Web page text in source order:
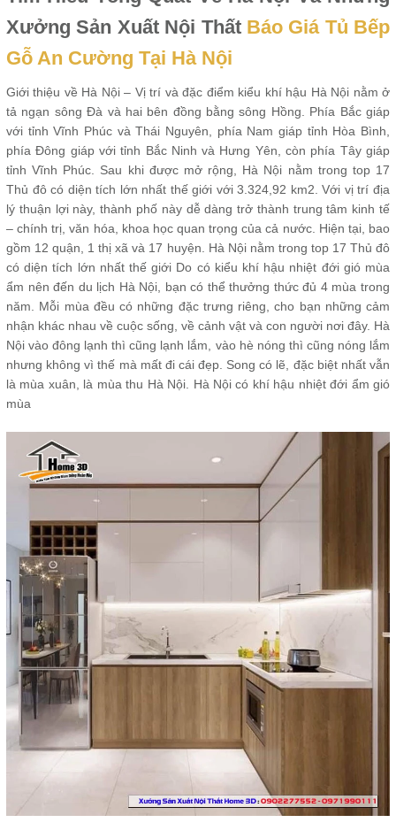
Xưởng Sản Xuất Nội Thất Báo Giá Tủ Bếp
Gỗ An Cường Tại Hà Nội
Giới thiệu về Hà Nội – Vị trí và đặc điểm kiểu khí hậu Hà Nội nằm ở
tả ngạn sông Đà và hai bên đồng bằng sông Hồng. Phía Bắc giáp
với tỉnh Vĩnh Phúc và Thái Nguyên, phía Nam giáp tỉnh Hòa Bình,
phía Đông giáp với tỉnh Bắc Ninh và Hưng Yên, còn phía Tây giáp
tỉnh Vĩnh Phúc. Sau khi được mở rộng, Hà Nội nằm trong top 17
Thủ đô có diện tích lớn nhất thế giới với 3.324,92 km2. Với vị trí địa
lý thuận lợi này, thành phố này dễ dàng trở thành trung tâm kinh tế
– chính trị, văn hóa, khoa học quan trọng của cả nước. Hiện tại, bao
gồm 12 quận, 1 thị xã và 17 huyện. Hà Nội nằm trong top 17 Thủ đô
có diện tích lớn nhất thế giới Do có kiểu khí hậu nhiệt đới gió mùa
ẩm nên đến du lịch Hà Nội, bạn có thể thưởng thức đủ 4 mùa trong
năm. Mỗi mùa đều có những đặc trưng riêng, cho bạn những cảm
nhận khác nhau về cuộc sống, về cảnh vật và con người nơi đây. Hà
Nội vào đông lạnh thì cũng lạnh lắm, vào hè nóng thì cũng nóng lắm
nhưng không vì thế mà mất đi cái đẹp. Song có lẽ, đặc biệt nhất vẫn
là mùa xuân, là mùa thu Hà Nội. Hà Nội có khí hậu nhiệt đới ẩm gió
mùa